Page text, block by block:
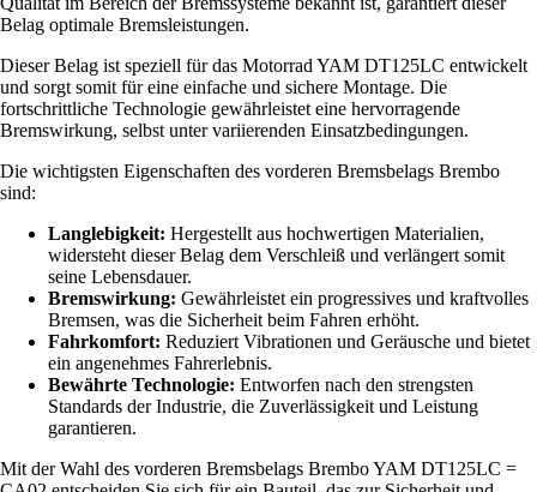
Belag optimale Bremsleistungen.
Dieser Belag ist speziell für das Motorrad YAM DT125LC entwickelt
und sorgt somit für eine einfache und sichere Montage. Die
fortschrittliche Technologie gewährleistet eine hervorragende
Bremswirkung, selbst unter variierenden Einsatzbedingungen.
Die wichtigsten Eigenschaften des vorderen Bremsbelags Brembo
sind:
Langlebigkeit: Hergestellt aus hochwertigen Materialien,
widersteht dieser Belag dem Verschleiß und verlängert somit
seine Lebensdauer.
Bremswirkung: Gewährleistet ein progressives und kraftvolles
Bremsen, was die Sicherheit beim Fahren erhöht.
Fahrkomfort: Reduziert Vibrationen und Geräusche und bietet
ein angenehmes Fahrerlebnis.
Bewährte Technologie: Entworfen nach den strengsten
Standards der Industrie, die Zuverlässigkeit und Leistung
garantieren.
Mit der Wahl des vorderen Bremsbelags Brembo YAM DT125LC =